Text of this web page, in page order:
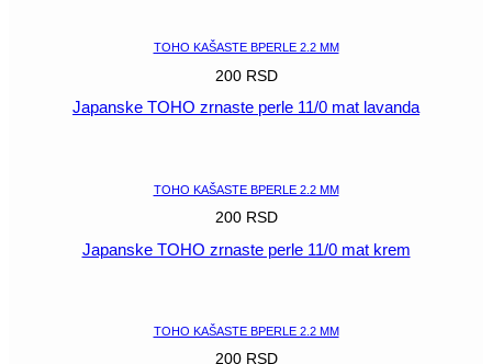
TOHO KAŠASTE BPERLE 2.2 MM
200 RSD
Japanske TOHO zrnaste perle 11/0 mat lavanda
TOHO KAŠASTE BPERLE 2.2 MM
200 RSD
Japanske TOHO zrnaste perle 11/0 mat krem
TOHO KAŠASTE BPERLE 2.2 MM
200 RSD